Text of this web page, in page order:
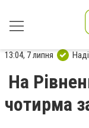
13:04, 7 липня
На
чотирма